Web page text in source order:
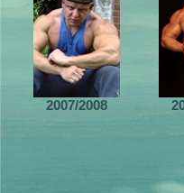
2007/2008